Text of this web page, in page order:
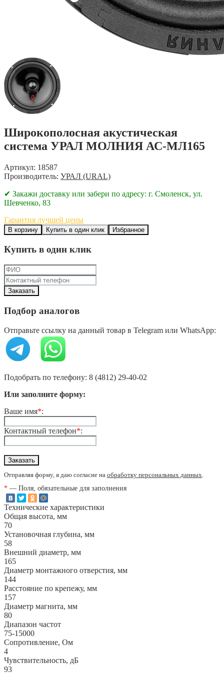
Широкополосная акустическая
система УРАЛ МОЛНИЯ АС-МЛ165
Артикул: 18587
Производитель: УРАЛ (URAL)
✔ Закажи доставку или забери по адресу: г. Смоленск, ул.
Шевченко, 83
Гарантия лучшей цены
В корзину Купить в один клик Избранное
Купить в один клик
Подбор аналогов
Отправьте ссылку на данный товар в Telegram или WhatsApp:
Подобрать по телефону: 8 (4812) 29-40-02
Или заполните форму:
Ваше имя*:
Контактный телефон*:
Отправляя форму, я даю согласие на обработку персональных данных.
* — Поля, обязательные для заполнения
Технические характеристики
Общая высота, мм
70
Установочная глубина, мм
58
Внешний диаметр, мм
165
Диаметр монтажного отверстия, мм
144
Расстояние по крепежу, мм
157
Диаметр магнита, мм
80
Диапазон частот
75-15000
Сопротивление, Ом
4
Чувствительность, дБ
93